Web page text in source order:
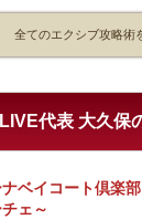
全てのエクシブ攻略術
代表 大久保
ナベイコート倶楽
ェ～